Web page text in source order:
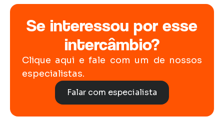
Se interessou por esse
intercâmbio?
Clique aqui e fale com um de nossos
especialistas.
Falar com especialista